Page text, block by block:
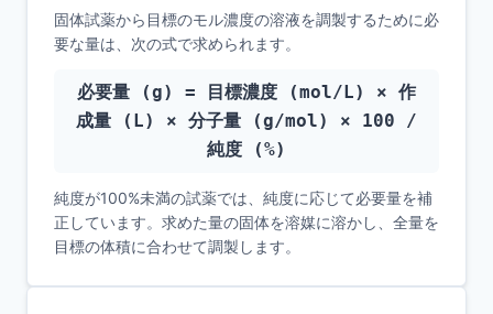
固体試薬から目標のモル濃度の溶液を調製するために必
要な量は、次の式で求められます。
必要量 (g) = 目標濃度 (mol/L) × 作
成量 (L) × 分子量 (g/mol) × 100 /
純度 (%)
純度が100%未満の試薬では、純度に応じて必要量を補
正しています。求めた量の固体を溶媒に溶かし、全量を
目標の体積に合わせて調製します。